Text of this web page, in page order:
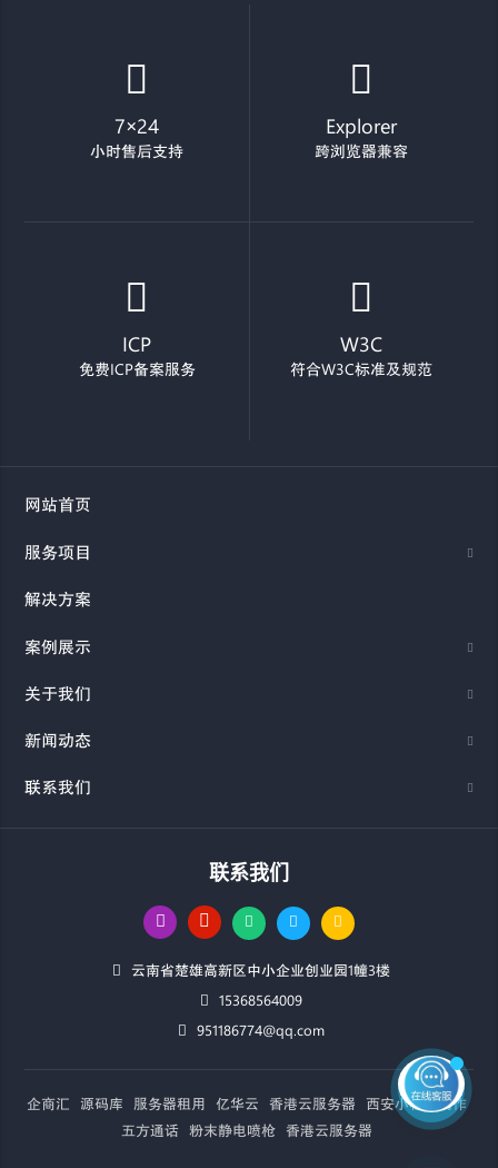
7×24
小时售后支持
Explorer
跨浏览器兼容
ICP
免费ICP备案服务
W3C
符合W3C标准及规范
网站首页
服务项目
解决方案
案例展示
关于我们
新闻动态
联系我们
联系我们
云南省楚雄高新区中小企业创业园1幢3楼
15368564009
951186774@qq.com
企商汇 源码库 服务器租用 亿华云 香港云服务器 西安小程序制作
五方通话 粉末静电喷枪 香港云服务器